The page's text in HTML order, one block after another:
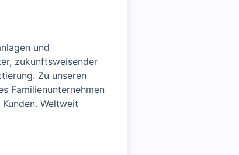
und
zukunftsweisender
Zu unseren
Familienunternehmen
Weltweit